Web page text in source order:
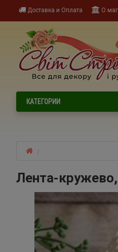
Доставка и Оплата О
КАТЕГОРИИ
Лента-